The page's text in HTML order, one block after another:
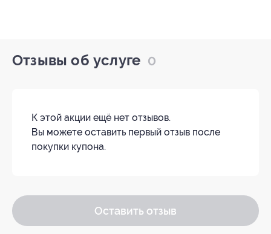
Отзывы об услуге 0
К этой акции ещё нет отзывов.
Вы можете оставить первый отзыв после
покупки купона.
Оставить отзыв